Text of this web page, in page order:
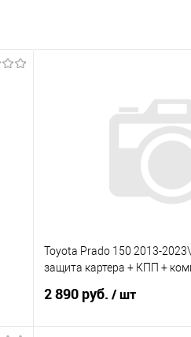
Toyota Prado 150 2013-
защита картера + КПП +
2 890 руб. / шт